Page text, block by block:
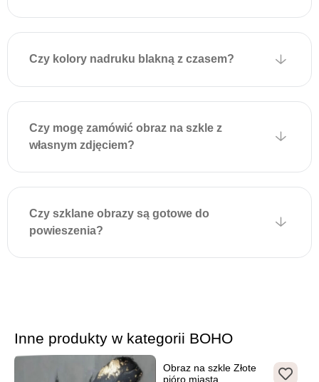
wkręty w ścianie zgodnie z
szybki, nie wymaga
Czy kolory nadruku blakną z czasem?
Czy mogę zamówić obraz na szkle z
własnym zdjęciem?
Czy szklane obrazy są gotowe do
powieszenia?
Inne produkty w kategorii BOHO
Obraz na szkle Złote
pióro miasta